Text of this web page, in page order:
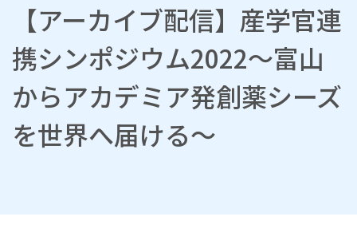
【アーカイブ配信】産学官連
携シンポジウム2022～富山
からアカデミア発創薬シーズ
を世界へ届ける～